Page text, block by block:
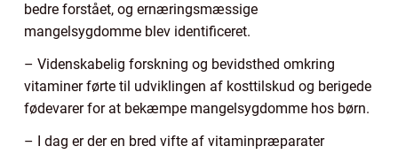
bedre forstået, og ernæringsmæssige
mangelsygdomme blev identificeret.
– Videnskabelig forskning og bevidsthed omkring
vitaminer førte til udviklingen af kosttilskud og berigede
fødevarer for at bekæmpe mangelsygdomme hos børn.
– I dag er der en bred vifte af vitaminpræparater